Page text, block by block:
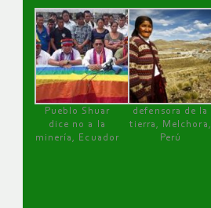
Pueblo Shuar
dice no a la
minería, Ecuador
defensora de la
tierra, Melchora,
Perú